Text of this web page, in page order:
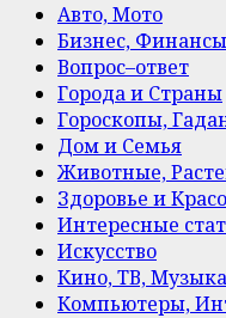
Авто, Мото
Бизнес, Финансы
Вопрос–ответ
Города и Страны
Гороскопы,
Дом и Семья
Животные,
Здоровье и
Интересные
Искусство
Кино, ТВ, Музыка
Компьютеры,